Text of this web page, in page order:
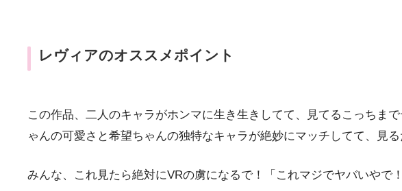
レヴィアのオススメポイント
この作品、二人のキャラがホンマに生き生きしてて、見てるこっちま
ゃんの可愛さと希望ちゃんの独特なキャラが絶妙にマッチしてて、見
みんな、これ見たら絶対にVRの虜になるで！「これマジでヤバいやで